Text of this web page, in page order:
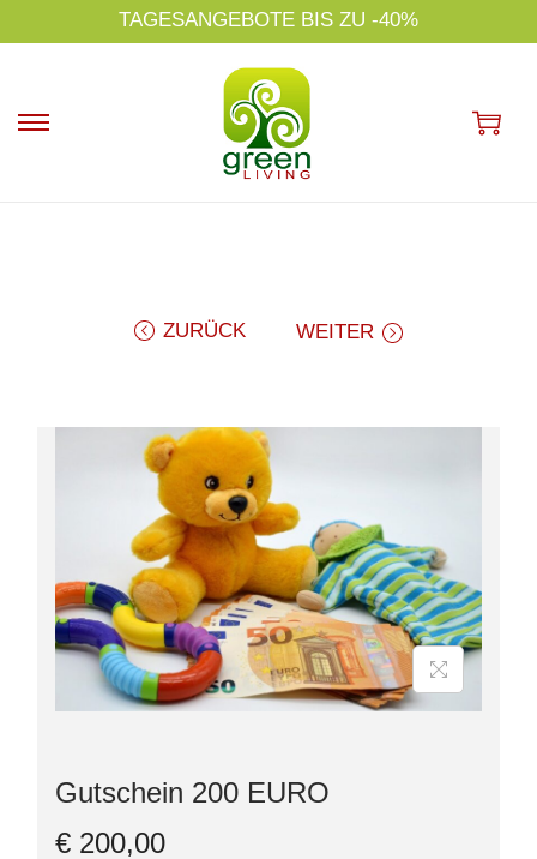
p
TAGESANGEBOTE BIS ZU -40%
ZURÜCK WEITER
Gutschein 200 EURO
€ 200,00